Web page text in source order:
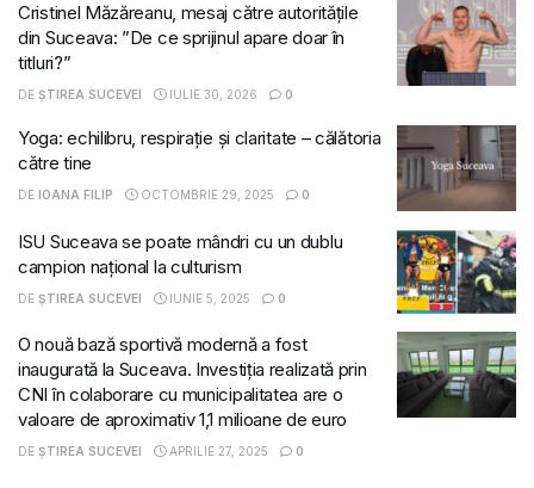
Cristinel Măzăreanu, mesaj către autoritățile
din Suceava: ”De ce sprijinul apare doar în
titluri?”
DE ȘTIREA SUCEVEI IULIE 30, 2026 0
Yoga: echilibru, respirație și claritate – călătoria
către tine
DE IOANA FILIP OCTOMBRIE 29, 2025 0
ISU Suceava se poate mândri cu un dublu
campion național la culturism
DE ȘTIREA SUCEVEI IUNIE 5, 2025 0
O nouă bază sportivă modernă a fost
inaugurată la Suceava. Investiția realizată prin
CNI în colaborare cu municipalitatea are o
valoare de aproximativ 1,1 milioane de euro
DE ȘTIREA SUCEVEI APRILIE 27, 2025 0